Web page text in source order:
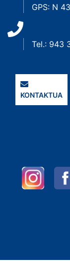
GPS: N
Tel.: 943
KONTAKTUA